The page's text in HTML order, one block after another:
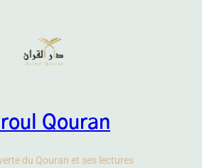
Qouran
du Qouran et ses lectures